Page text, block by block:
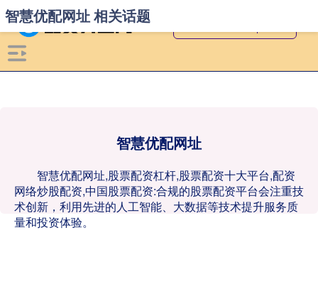
智慧优配网址
智慧优配网址,股票配资杠杆,股票配资十大平台,配资
网络炒股配资,中国股票配资:合规的股票配资平台会注重技
术创新，利用先进的人工智能、大数据等技术提升服务质
量和投资体验。
智慧优配网址 相关话题